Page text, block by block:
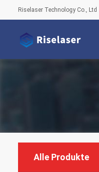
Riselaser Technology Co., Ltd
Alle Produkte